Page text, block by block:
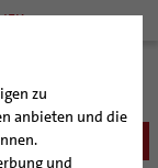
zu
anbieten und die
und